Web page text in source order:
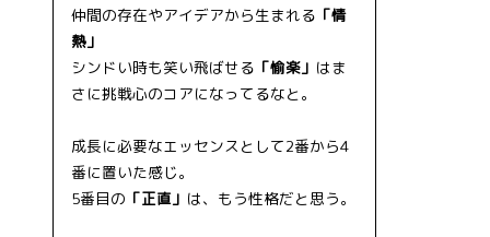
仲間の存在やアイデアから生まれる 「情
熱」
シンドい時も笑い飛ばせる 「愉楽」 はま
さに挑戦心のコアになってるなと。
成長に必要なエッセンスとして2番から4
番に置いた感じ。
5番目の 「正直」 は、もう性格だと思う。